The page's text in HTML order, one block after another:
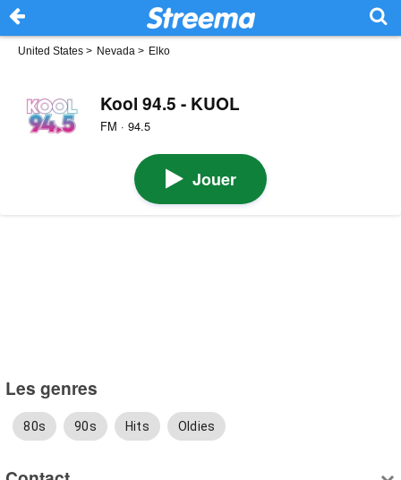
United States > Nevada > Elko
Kool 94.5 - KUOL
FM · 94.5
Jouer
Les genres
80s 90s Hits Oldies